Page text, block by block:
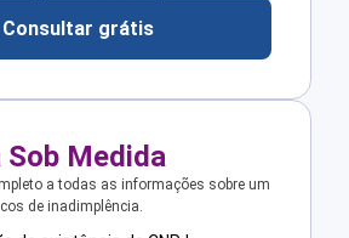
Consultar grátis
Sob Medida
a todas as informações sobre um
de inadimplência.